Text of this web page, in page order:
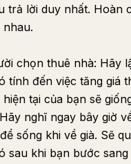
trả lời duy nhất. Hoàn
nhau.
chọn thuê nhà: Hãy
tính đến việc tăng giá
tại của bạn sẽ
nghĩ ngay bây giờ
sống khi về già. Sẽ
sau khi bạn bước sang